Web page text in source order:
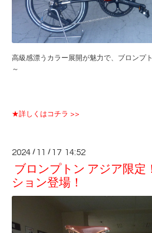
高級感漂うカラー展開が魅力で、ブロンプ
～
★詳しくはコチラ >>
2024 / 11 / 17 14:52
ブロンプトン アジア限定
ション登場！